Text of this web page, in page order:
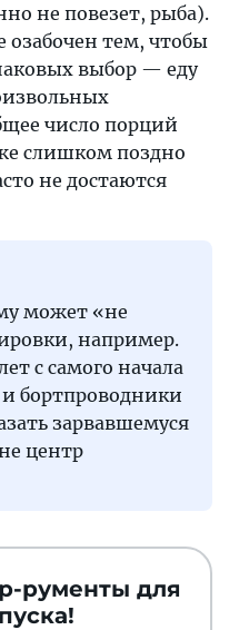
не повезет, рыба).
озабочен тем, чтобы
выбор — еду
число порций
слишком поздно
не достаются
может «не
например.
с самого начала
бортпроводники
зарвавшемуся
центр
рументы для